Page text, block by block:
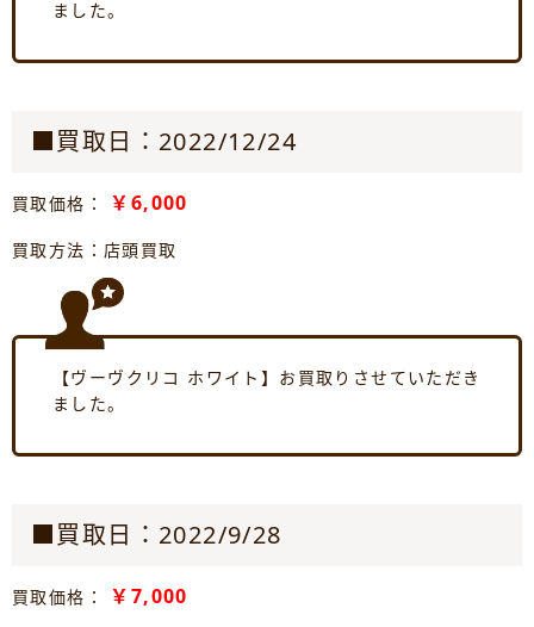
ました。
■買取日：2022/12/24
買取価格： ￥6,000
買取方法：店頭買取
【ヴーヴクリコ ホワイト】お買取りさせていただき
ました。
■買取日：2022/9/28
買取価格： ￥7,000